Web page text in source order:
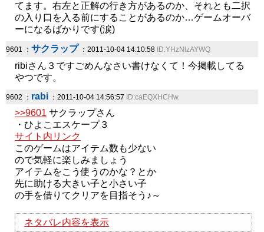
てます。右左と正解の行き方があるのか、それとも二択
の入り口を入る前にすることがあるのか…ゲームオーバ
ーになるばかりです(涙)
9601 ： サクラップ ：2011-10-04 14:10:58 ID:YHzNlzAYWQ
ribiさん３ですごめんなさい書けなくて！今掲載してる
やつです。
9602 ： rabi ：2011-10-04 14:56:57 ID:caEQXHCHw.
>>9601 サクラップさん
・ひよこエスケープ３
サイト内リンク
このゲームはアイテム数も少ない
ので気軽に楽しみましょう
アイテムをこう使うのかな？とか
先に助ける大きい子と小さい子
の手を借りてクリアを目指そう♪～
ネタバレ内容を表示